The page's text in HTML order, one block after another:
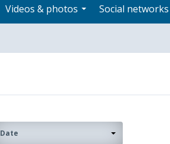
Videos & photos Social networks
Date